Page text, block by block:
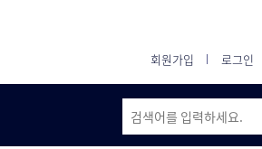
회원가입 로그인